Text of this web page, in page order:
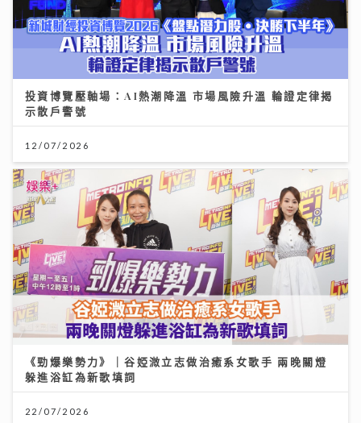
投資博覽壓軸場：AI熱潮降溫 市場風險升溫 輪證定律揭
示散戶警號
12/07/2026
《勁爆樂勢力》｜谷婭溦立志做治癒系女歌手 兩晚關燈
躲進浴缸為新歌填詞
22/07/2026